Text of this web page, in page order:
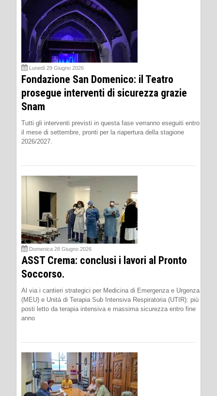
Lunedì 29 Giugno 2026
Fondazione San Domenico: il Teatro
prosegue interventi di sicurezza grazie
Snam
Tutti gli interventi previsti in questa fase verranno eseguiti entro
il mese di settembre, pronti per la riapertura della stagione
2026/2027.
Domenica 28 Giugno 2026
ASST Crema: conclusi i lavori al Pronto
Soccorso.
Al via i cantieri strategici per Medicina di Emergenza e Urgenza
(MEU) e Unità di Terapia Sub Intensiva Respiratoria (UTIR): più
posti letto da terapia intensiva e massima sicurezza entro fine
anno